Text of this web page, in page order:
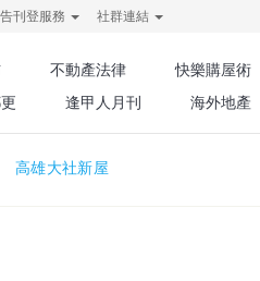
刊登服務 社群連結
不動產法律 快樂購屋術
逢甲人月刊 海外地產
高雄大社新屋